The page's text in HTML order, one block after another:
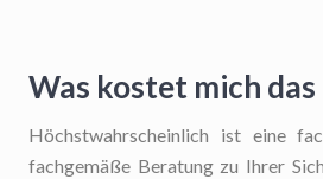
Was kostet mich
Höchstwahrscheinlich ist eine
fachgemäße Beratung zu Ihrer